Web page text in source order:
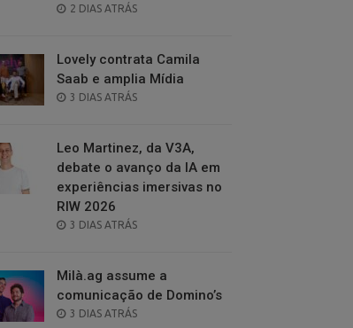
POSTED
2 DIAS ATRÁS
Lovely contrata Camila
Saab e amplia Mídia
POSTED
3 DIAS ATRÁS
Leo Martinez, da V3A,
debate o avanço da IA em
experiências imersivas no
RIW 2026
POSTED
3 DIAS ATRÁS
Milà.ag assume a
comunicação de Domino’s
POSTED
3 DIAS ATRÁS